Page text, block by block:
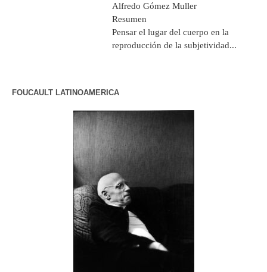
Alfredo Gómez Muller
Pensar el lugar del cuerpo en la
reproducción de la subjetividad...
FOUCAULT LATINOAMERICA